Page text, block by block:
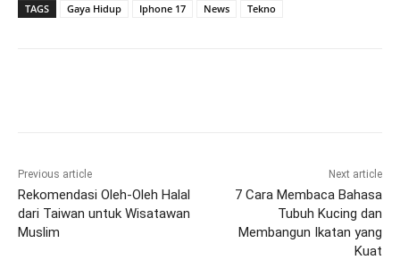
TAGS Gaya Hidup Iphone 17 News Tekno
Previous article
Rekomendasi Oleh-Oleh Halal
dari Taiwan untuk Wisatawan
Muslim
Next article
7 Cara Membaca Bahasa
Tubuh Kucing dan
Membangun Ikatan yang
Kuat